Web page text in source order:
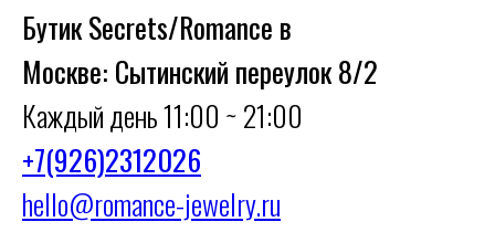
Бутик Secrets/Romance в
Москве: Сытинский переулок 8/2
Каждый день 11:00 ~ 21:00
+7(926)2312026
hello@romance-jewelry.ru